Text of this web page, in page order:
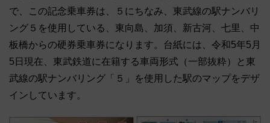
で、この記念乗車券は、５にちなみ、東武線の駅ナンバリ
ング５を使用している、東向島、加須、新古河、七里、中
板橋からの硬券乗車券になります。台紙には、令和5年5月
5日現在、東武鉄道に在籍する車両形式（一部抜粋）と東
武線の駅ナンバリング「５」を使用した駅のマップをデザ
インしています。